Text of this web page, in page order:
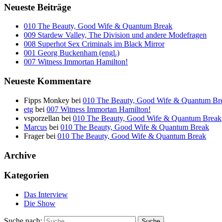
Neueste Beiträge
010 The Beauty, Good Wife & Quantum Break
009 Stardew Valley, The Division und andere Modefragen
008 Superhot Sex Criminals im Black Mirror
001 Georg Buckenham (engl.)
007 Witness Immortan Hamilton!
Neueste Kommentare
Fipps Monkey bei 010 The Beauty, Good Wife & Quantum
etg bei 007 Witness Immortan Hamilton!
vsporzellan bei 010 The Beauty, Good Wife & Quantum Break
Marcus bei 010 The Beauty, Good Wife & Quantum Break
Fragerbei 010 The Beauty, Good Wife & Quantum Break
Archive
Kategorien
Das Interview
Die Show